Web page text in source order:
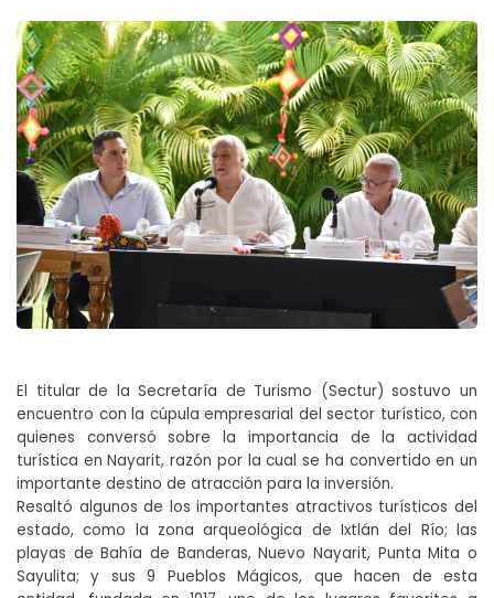
El titular de la Secretaría de Turismo (Sectur) sostuvo un
encuentro con la cúpula empresarial del sector turístico, con
quienes conversó sobre la importancia de la actividad
turística en Nayarit, razón por la cual se ha convertido en un
importante destino de atracción para la inversión.
Resaltó algunos de los importantes atractivos turísticos del
estado, como la zona arqueológica de Ixtlán del Río; las
playas de Bahía de Banderas, Nuevo Nayarit, Punta Mita o
Sayulita; y sus 9 Pueblos Mágicos, que hacen de esta